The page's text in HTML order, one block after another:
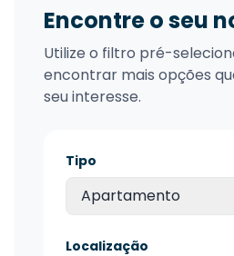
Encontre o seu
Utilize o filtro pré-
encontrar mais opções
seu interesse.
Tipo
Apartamento
Localização